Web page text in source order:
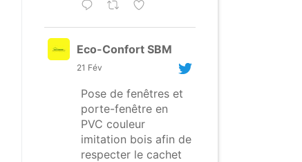
Eco-Confort SBM
21 Fév
Pose de fenêtres et
porte-fenêtre en
PVC couleur
imitation bois afin de
respecter le cachet